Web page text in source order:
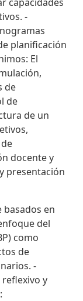
-
planificación
El
de
de
de un
docente y
presentación
basados en
del
como
de
-
y